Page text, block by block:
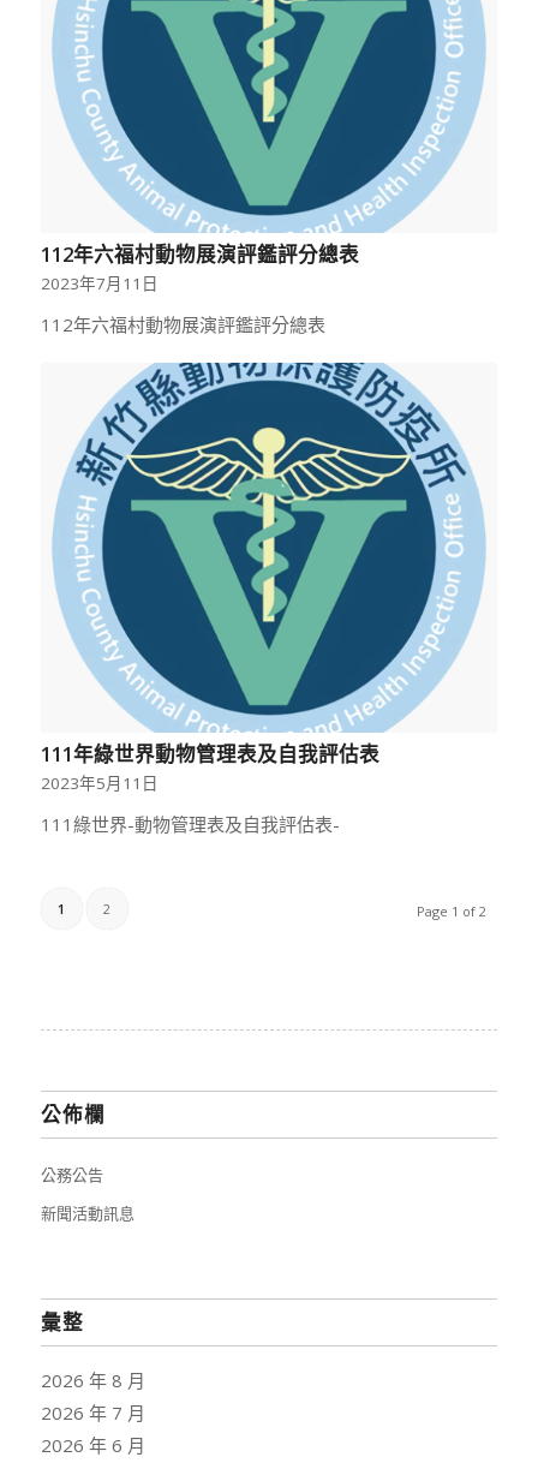
112年六福村動物展演評鑑評分總表
2023年7月11日
112年六福村動物展演評鑑評分總表
111年綠世界動物管理表及自我評估表
2023年5月11日
111綠世界-動物管理表及自我評估表-
Page 1 of 2
1 2
公佈欄
公務公告
新聞活動訊息
彙整
2026 年 8 月
2026 年 7 月
2026 年 6 月